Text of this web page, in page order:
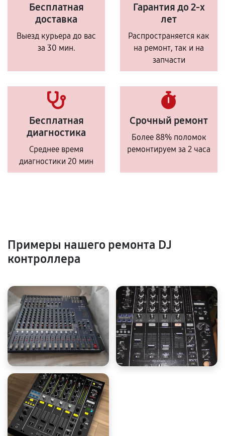
Бесплатная
доставка
Выезд курьера до вас
за 30 мин.
Гарантия до 2-х
лет
Распространяется как
на ремонт, так и на
запчасти
Бесплатная
диагностика
Среднее время
диагностики 20 мин
Срочный ремонт
Более 88% поломок
ремонтируем за 2 часа
Примеры нашего ремонта DJ
контроллера